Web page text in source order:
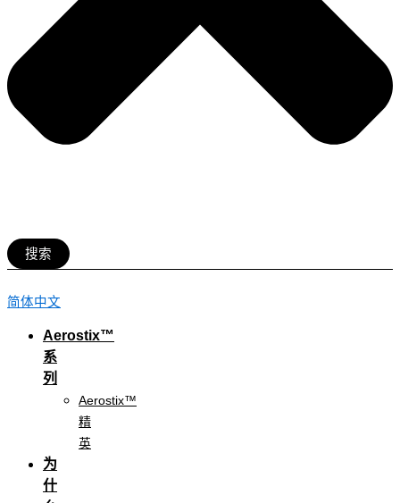
搜索
简体中文
Aerostix™
系
列
Aerostix™
精
英
为
什